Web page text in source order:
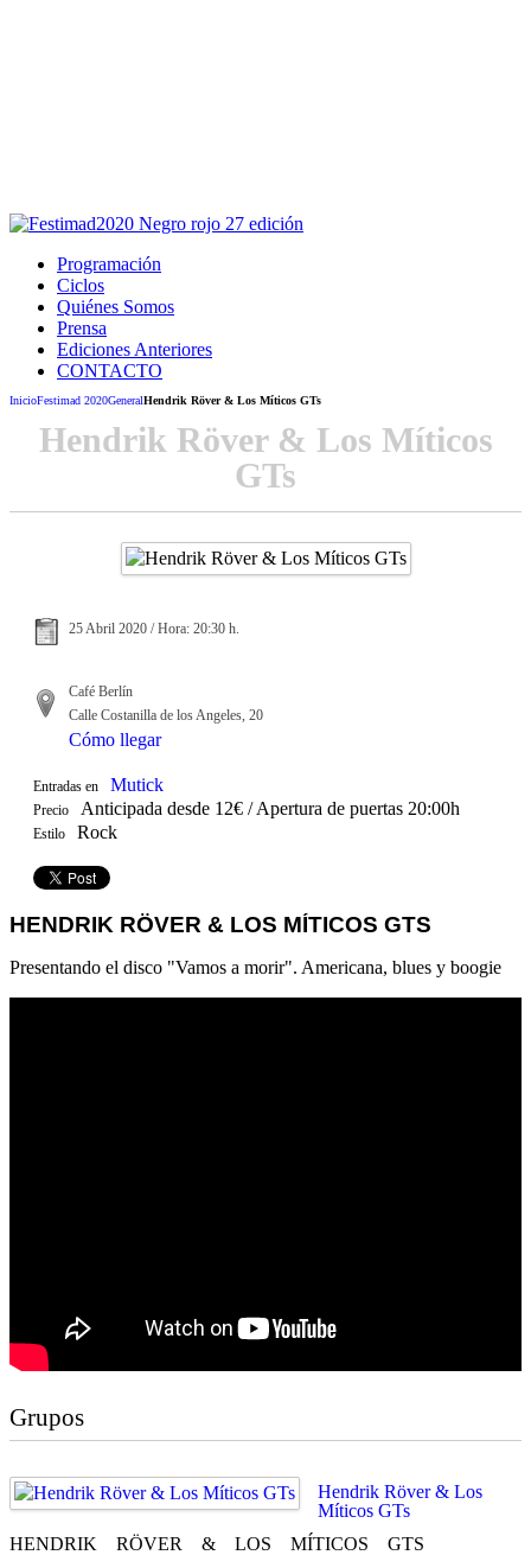
Programación
Ciclos
Quiénes Somos
Prensa
Ediciones Anteriores
CONTACTO
InicioFestimad 2020GeneralHendrik Röver & Los Míticos GTs
Hendrik Röver & Los Míticos
GTs
25 Abril 2020 / Hora: 20:30 h.
Café Berlín
Calle Costanilla de los Angeles, 20
Cómo llegar
Entradas en Mutick
Precio Anticipada desde 12€ / Apertura de puertas 20:00h
Estilo Rock
HENDRIK RÖVER & LOS MÍTICOS GTS
Presentando el disco "Vamos a morir". Americana, blues y boogie
Grupos
Hendrik Röver & Los
Míticos GTs
HENDRIK RÖVER & LOS MÍTICOS GTS